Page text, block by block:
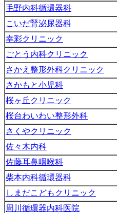
毛野内科循環器科
こいだ腎泌尿器科
幸彩クリニック
ごとう内科クリニック
さかえ整形外科クリニック
さかもと小児科
桜ヶ丘クリニック
桜台わいわい整形外科
さくやクリニック
佐々木内科
佐藤耳鼻咽喉科
柴本内科循環器科
しまだこどもクリニック
周川循環器内科医院